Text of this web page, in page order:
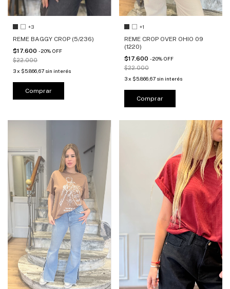
+3
REME BAGGY CROP (5/236)
$17.600 -20% OFF
$22.000
3x $5.866,67 sin interés
Comprar
+1
REME CROP OVER OHIO 09
(1220)
$17.600 -20% OFF
$22.000
3 x $5.866,67 sin interés
Comprar